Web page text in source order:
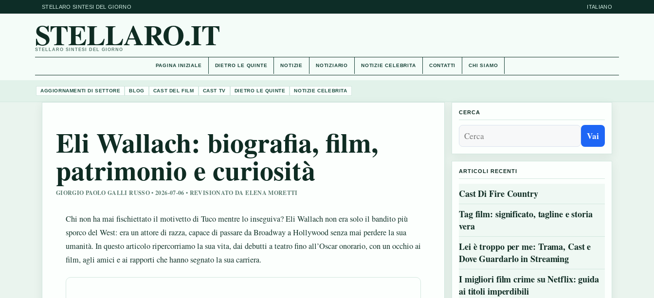
STELLARO SINTESI DEL GIORNO ITALIANO
STELLARO.IT
STELLARO SINTESI DEL GIORNO
PAGINA INIZIALE DIETRO LE QUINTE NOTIZIE NOTIZIARIO NOTIZIE CELEBRITA CONTATTI CHI SIAMO
AGGIORNAMENTI DI SETTORE BLOG CAST DEL FILM CAST TV DIETRO LE QUINTE NOTIZIE CELEBRITA
Eli Wallach: biografia, film,
patrimonio e curiosità
GIORGIO PAOLO GALLI RUSSO • 2026-07-06 • REVISIONATO DA ELENA MORETTI
Chi non ha mai fischiettato il motivetto di Tuco mentre lo inseguiva? Eli Wallach non era solo il bandito più
sporco del West: era un attore di razza, capace di passare da Broadway a Hollywood senza mai perdere la sua
umanità. In questo articolo ripercorriamo la sua vita, dai debutti a teatro fino all’Oscar onorario, con un occhio ai
film, agli amici e ai rapporti che hanno segnato la sua carriera.
CERCA
Vai
ARTICOLI RECENTI
Cast Di Fire Country
Tag film: significato, tagline e storia
vera
Lei è troppo per me: Trama, Cast e
Dove Guardarlo in Streaming
I migliori film crime su Netflix: guida
ai titoli imperdibili